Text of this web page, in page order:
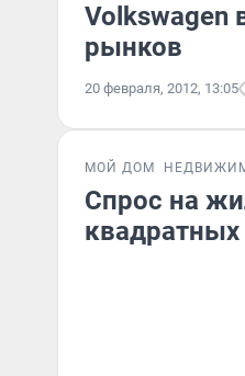
Volkswagen
рынков
20 февраля, 2012, 13:05
МОЙ ДОМ
Спрос на